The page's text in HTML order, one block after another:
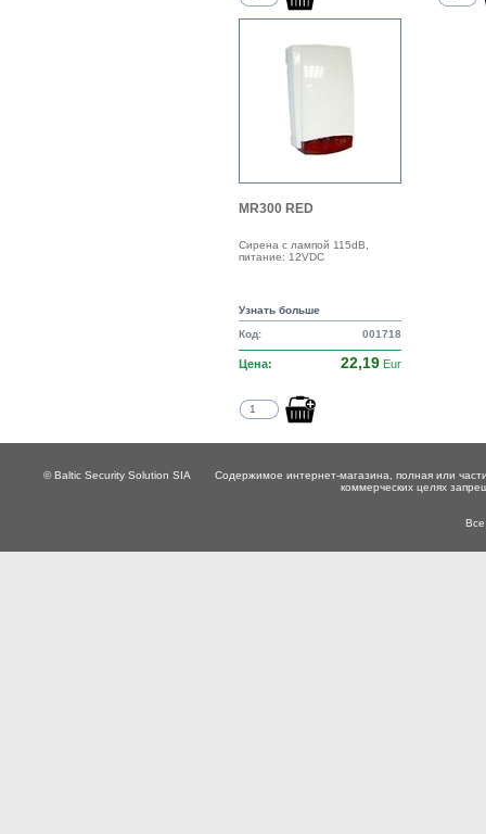
MR300 RED
Сирена с лампой 115dB,
питание: 12VDC
Узнать больше
Код:
001718
Цена: 22,19 Eur
© Baltic Security Solution SIA
Содержимое интернет-магазина, полная или
коммерческих целях